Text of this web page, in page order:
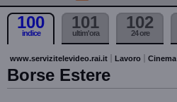
100
indice
101
ultim'ora
102
24 ore
www.servizitelevideo.rai.it Lavoro Cinema
Borse Estere